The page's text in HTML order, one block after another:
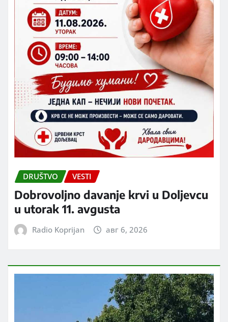
DRUŠTVO VESTI
Dobrovoljno davanje krvi u Doljevcu
u utorak 11. avgusta
Radio Koprijan авг 6, 2026